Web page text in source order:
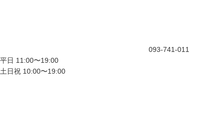
093-741-011
平日 11:00〜19:00
土日祝 10:00〜19:00